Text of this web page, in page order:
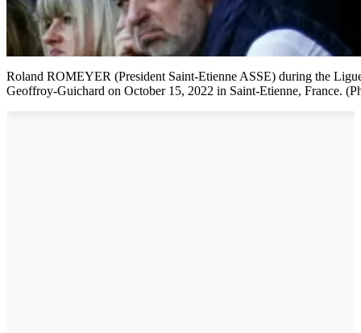
Roland ROMEYER (President Saint-Etienne ASSE) during the
Geoffroy-Guichard on October 15, 2022 in Saint-Etienne, France.